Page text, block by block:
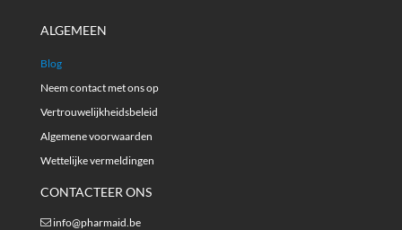
ALGEMEEN
Blog
Neem contact met ons op
Vertrouwelijkheidsbeleid
Algemene voorwaarden
Wettelijke vermeldingen
CONTACTEER ONS
info@pharmaid.be